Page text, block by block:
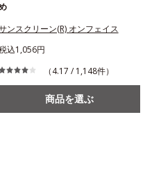
ンスクリーン(R) オンフェイス
込1,056円
（4.17 / 1,148件）
商品を選ぶ